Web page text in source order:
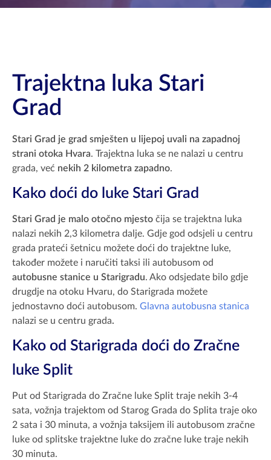
Trajektna luka Stari
Grad
Stari Grad je grad smješten u lijepoj uvali na zapadnoj
strani otoka Hvara. Trajektna luka se ne nalazi u centru
grada, već nekih 2 kilometra zapadno.
Kako doći do luke Stari Grad
Stari Grad je malo otočno mjesto čija se trajektna luka
nalazi nekih 2,3 kilometra dalje. Gdje god odsjeli u centru
grada prateći šetnicu možete doći do trajektne luke,
također možete i naručiti taksi ili autobusom od
autobusne stanice u Starigradu. Ako odsjedate bilo gdje
drugdje na otoku Hvaru, do Starigrada možete
jednostavno doći autobusom. Glavna autobusna stanica
nalazi se u centru grada.
Kako od Starigrada doći do Zračne
luke Split
Put od Starigrada do Zračne luke Split traje nekih 3-4
sata, vožnja trajektom od Starog Grada do Splita traje oko
2 sata i 30 minuta, a vožnja taksijem ili autobusom zračne
luke od splitske trajektne luke do zračne luke traje nekih
30 minuta.